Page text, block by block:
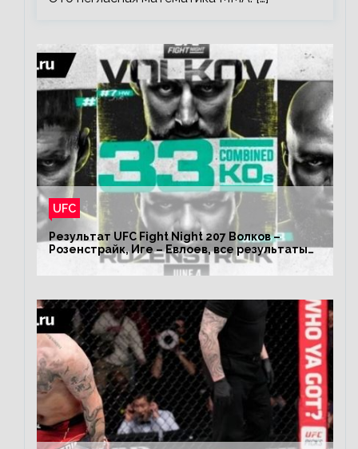
UFC
Результат UFC Fight Night 207 Волков –
Розенстрайк, Иге – Евлоев, все результаты
турнира ЮФС ФН 207